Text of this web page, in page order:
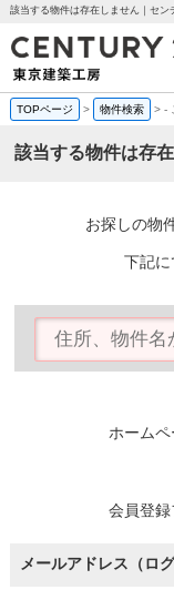
該当する物件は存在しません｜セン
TOPページ > 物件検索 >-
該当する物件は存
お探しの物
下記に
ホーム
会員登録
メールアドレス（ログ